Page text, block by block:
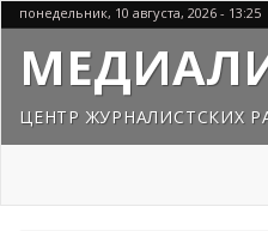
Перейти
к
основному
содержанию
понедельник, 10 августа, 2026 - 13:25
ЦЕНТР ЖУРНАЛИСТСКИХ